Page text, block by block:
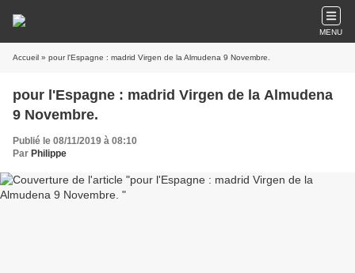
MENU
Accueil » pour l'Espagne : madrid Virgen de la Almudena 9 Novembre.
pour l'Espagne : madrid Virgen de la Almudena
9 Novembre.
Publié le 08/11/2019 à 08:10
Par Philippe